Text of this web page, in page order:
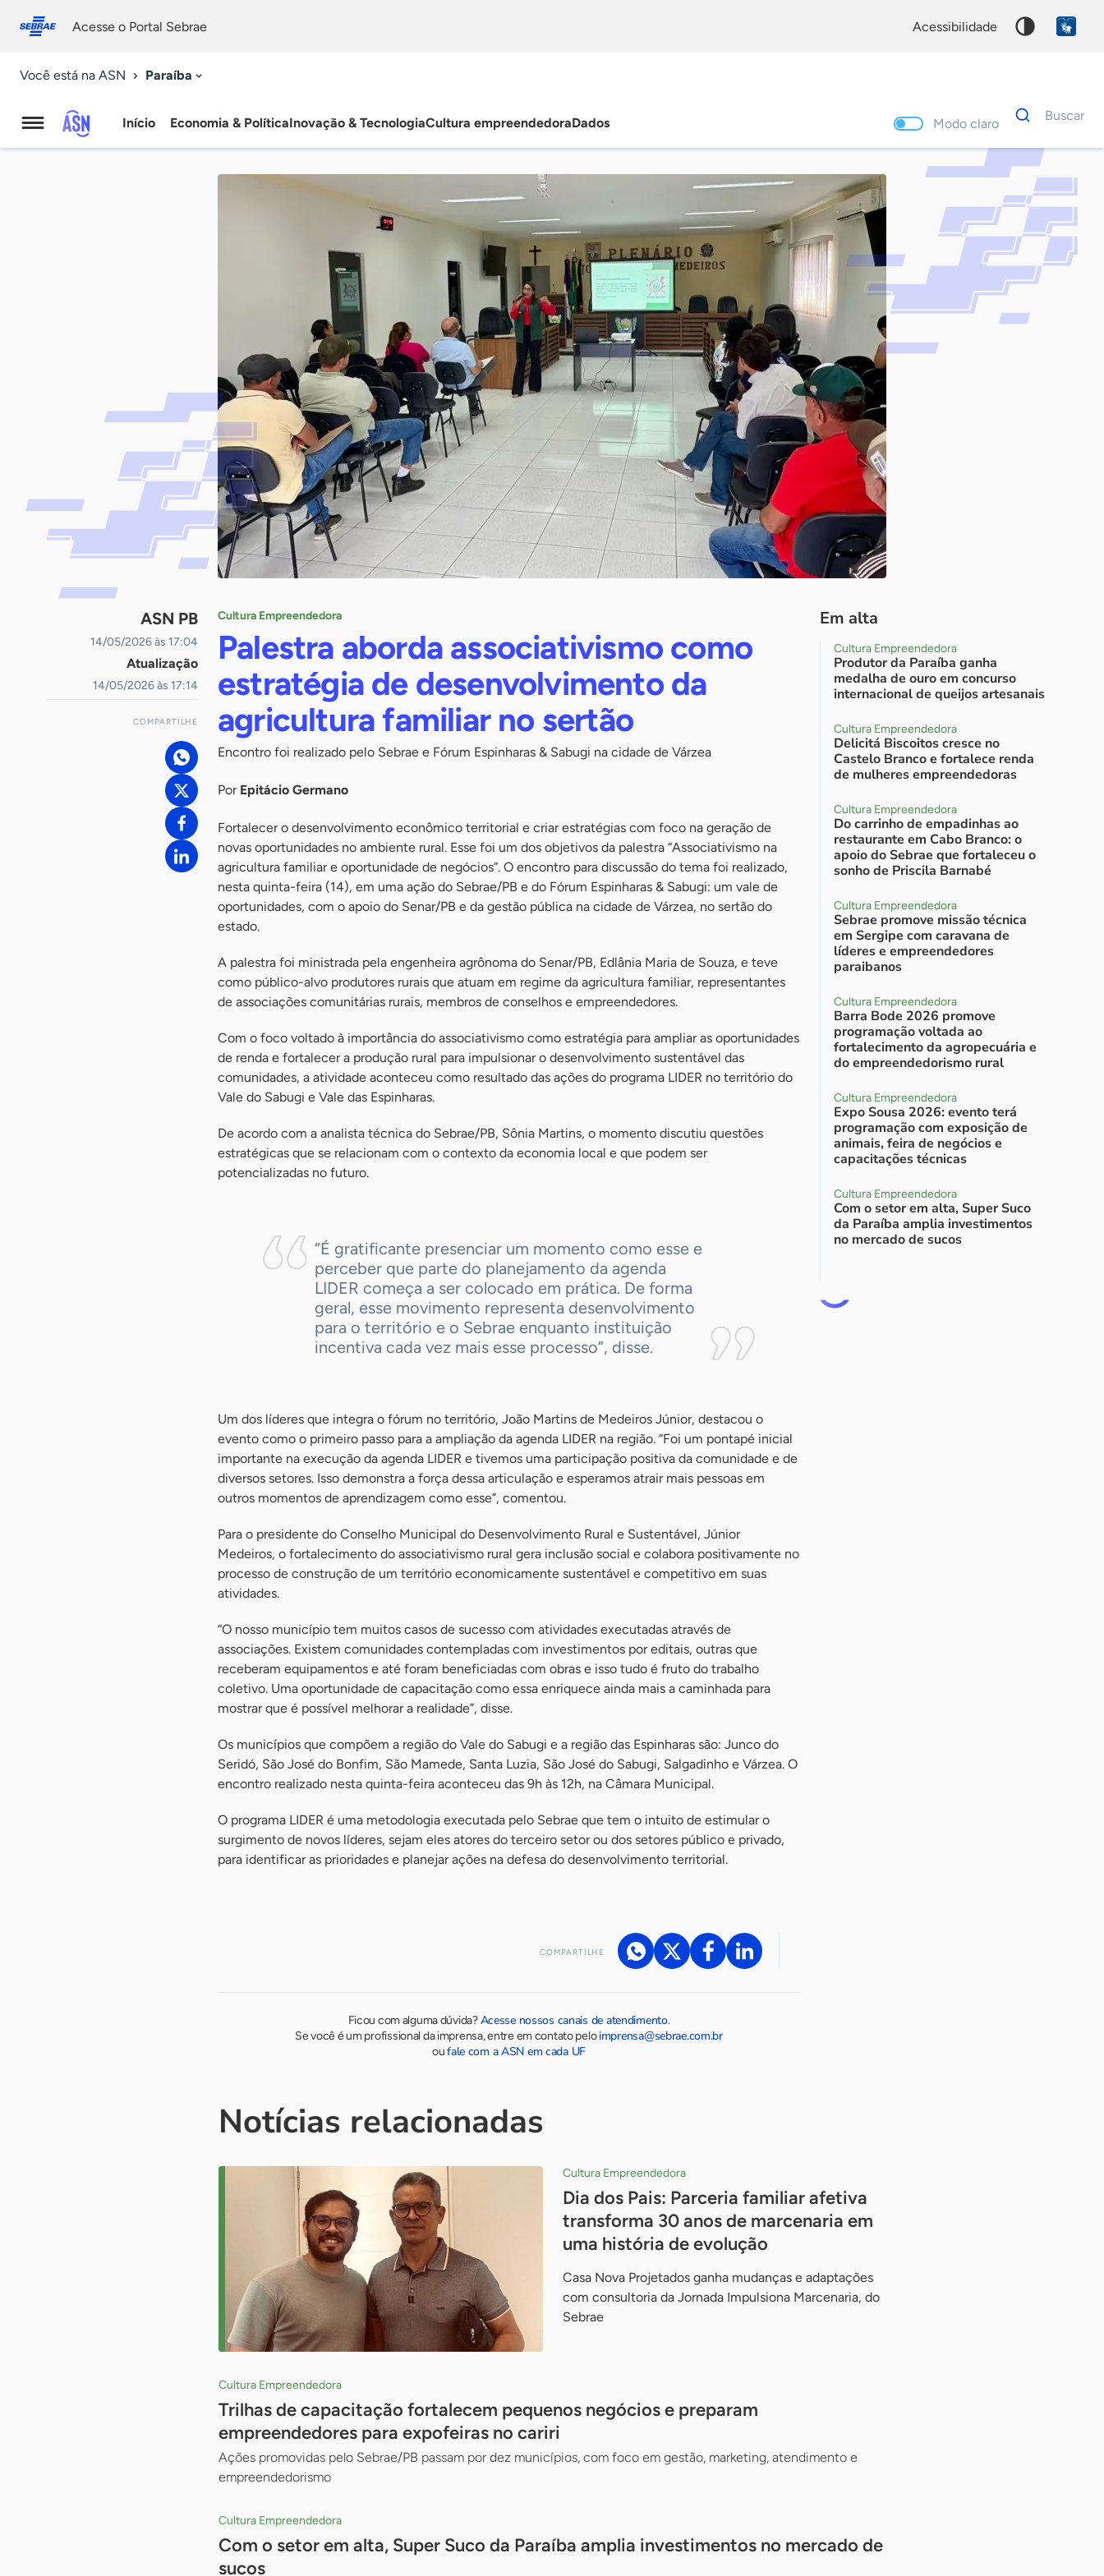
conosco
Acesse o Portal Sebrae acessibilidade
Você está na ASN Paraíba
Agência
Início Economia & PolíticaInovação & TecnologiaCultura empreendedoraDados Modo claro
Dados
para
Buscar
Palavra
chave
ASN PB
14/05/2026 às 17:04
Atualização
14/05/2026 às 17:14
COMPARTILHE
Cultura Empreendedora
Palestra aborda associativismo como
estratégia de desenvolvimento da
agricultura familiar no sertão
Encontro foi realizado pelo Sebrae e Fórum Espinharas & Sabugi na cidade de Várzea
Por Epitácio Germano
Fortalecer o desenvolvimento econômico territorial e criar estratégias com foco na geração de
novas oportunidades no ambiente rural. Esse foi um dos objetivos da palestra “Associativismo na
agricultura familiar e oportunidade de negócios”. O encontro para discussão do tema foi realizado,
nesta quinta-feira (14), em uma ação do Sebrae/PB e do Fórum Espinharas & Sabugi: um vale de
oportunidades, com o apoio do Senar/PB e da gestão pública na cidade de Várzea, no sertão do
estado.
A palestra foi ministrada pela engenheira agrônoma do Senar/PB, Edlânia Maria de Souza, e teve
como público-alvo produtores rurais que atuam em regime da agricultura familiar, representantes
de associações comunitárias rurais, membros de conselhos e empreendedores.
Com o foco voltado à importância do associativismo como estratégia para ampliar as oportunidades
de renda e fortalecer a produção rural para impulsionar o desenvolvimento sustentável das
comunidades, a atividade aconteceu como resultado das ações do programa LIDER no território do
Vale do Sabugi e Vale das Espinharas.
De acordo com a analista técnica do Sebrae/PB, Sônia Martins, o momento discutiu questões
estratégicas que se relacionam com o contexto da economia local e que podem ser
potencializadas no futuro.
“É gratificante presenciar um momento como esse e
perceber que parte do planejamento da agenda
LIDER começa a ser colocado em prática. De forma
geral, esse movimento representa desenvolvimento
para o território e o Sebrae enquanto instituição
incentiva cada vez mais esse processo”, disse.
Um dos líderes que integra o fórum no território, João Martins de Medeiros Júnior, destacou o
evento como o primeiro passo para a ampliação da agenda LIDER na região. “Foi um pontapé inicial
importante na execução da agenda LIDER e tivemos uma participação positiva da comunidade e de
diversos setores. Isso demonstra a força dessa articulação e esperamos atrair mais pessoas em
outros momentos de aprendizagem como esse”, comentou.
Para o presidente do Conselho Municipal do Desenvolvimento Rural e Sustentável, Júnior
Medeiros, o fortalecimento do associativismo rural gera inclusão social e colabora positivamente no
processo de construção de um território economicamente sustentável e competitivo em suas
atividades.
“O nosso município tem muitos casos de sucesso com atividades executadas através de
associações. Existem comunidades contempladas com investimentos por editais, outras que
receberam equipamentos e até foram beneficiadas com obras e isso tudo é fruto do trabalho
coletivo. Uma oportunidade de capacitação como essa enriquece ainda mais a caminhada para
mostrar que é possível melhorar a realidade”, disse.
Os municípios que compõem a região do Vale do Sabugi e a região das Espinharas são: Junco do
Seridó, São José do Bonfim, São Mamede, Santa Luzia, São José do Sabugi, Salgadinho e Várzea. O
encontro realizado nesta quinta-feira aconteceu das 9h às 12h, na Câmara Municipal.
O programa LIDER é uma metodologia executada pelo Sebrae que tem o intuito de estimular o
surgimento de novos líderes, sejam eles atores do terceiro setor ou dos setores público e privado,
para identificar as prioridades e planejar ações na defesa do desenvolvimento territorial.
COMPARTILHE
Ficou com alguma dúvida?Acesse nossos canais de atendimento.
Se você é um profissional da imprensa, entre em contato peloimprensa@sebrae.com.br
oufale com a ASN em cada UF
Em alta
Cultura Empreendedora
Produtor da Paraíba ganha
medalha de ouro em concurso
internacional de queijos artesanais
Cultura Empreendedora
Delicitá Biscoitos cresce no
Castelo Branco e fortalece renda
de mulheres empreendedoras
Cultura Empreendedora
Do carrinho de empadinhas ao
restaurante em Cabo Branco: o
apoio do Sebrae que fortaleceu o
sonho de Priscila Barnabé
Cultura Empreendedora
Sebrae promove missão técnica
em Sergipe com caravana de
líderes e empreendedores
paraibanos
Cultura Empreendedora
Barra Bode 2026 promove
programação voltada ao
fortalecimento da agropecuária e
do empreendedorismo rural
Cultura Empreendedora
Expo Sousa 2026: evento terá
programação com exposição de
animais, feira de negócios e
capacitações técnicas
Cultura Empreendedora
Com o setor em alta, Super Suco
da Paraíba amplia investimentos
no mercado de sucos
Notícias relacionadas
Cultura Empreendedora
Dia dos Pais: Parceria familiar afetiva
transforma 30 anos de marcenaria em
uma história de evolução
Casa Nova Projetados ganha mudanças e adaptações
com consultoria da Jornada Impulsiona Marcenaria, do
Sebrae
Cultura Empreendedora
Trilhas de capacitação fortalecem pequenos negócios e preparam
empreendedores para expofeiras no cariri
Ações promovidas pelo Sebrae/PB passam por dez municípios, com foco em gestão, marketing, atendimento e
empreendedorismo
Cultura Empreendedora
Com o setor em alta, Super Suco da Paraíba amplia investimentos no mercado de
sucos